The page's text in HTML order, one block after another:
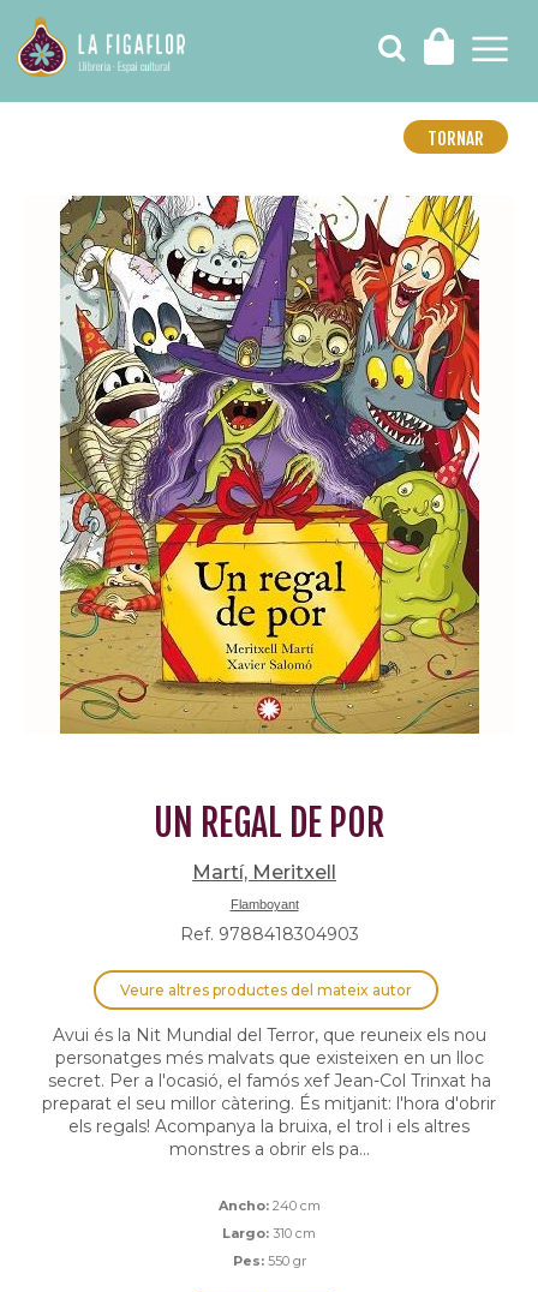
TORNAR
UN REGAL DE POR
Martí, Meritxell
Flamboyant
Ref. 9788418304903
Veure altres productes del mateix autor
Avui és la Nit Mundial del Terror, que reuneix els nou
personatges més malvats que existeixen en un lloc
secret. Per a l'ocasió, el famós xef Jean-Col Trinxat ha
preparat el seu millor càtering. És mitjanit: l'hora d'obrir
els regals! Acompanya la bruixa, el trol i els altres
monstres a obrir els pa...
Ancho: 240 cm
Largo: 310 cm
Pes: 550 gr